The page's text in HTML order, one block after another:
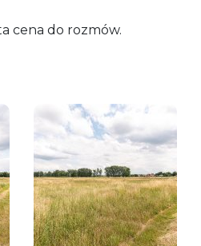
cena do rozmów.